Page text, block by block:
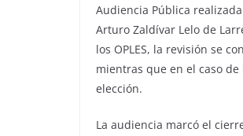
Audiencia Pública
Arturo Zaldívar Lelo de
los OPLES, la revisión se
mientras que en el caso
elección.
La audiencia marcó el